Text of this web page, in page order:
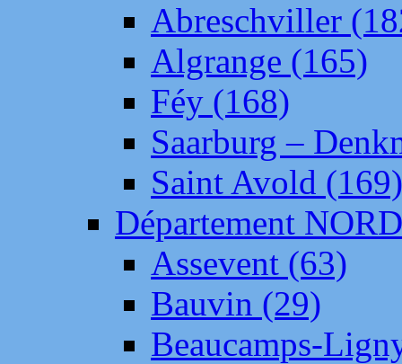
Abreschviller
Algrange (165)
Féy (168)
Saarburg –
Saint Avold (169)
Département NORD
Assevent (63)
Bauvin (29)
Beaucamps-